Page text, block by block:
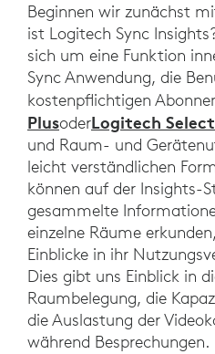
Beginnen wir zunächst
ist Logitech Sync
sich um eine Funktion
Sync Anwendung, die
kostenpflichtigen
PlusoderLogitech Select
und Raum- und
leicht verständlichen
können auf der Insights-
gesammelte
einzelne Räume
Einblicke in ihr
Dies gibt uns Einblick in
Raumbelegung, die
die Auslastung der
während Besprechungen.